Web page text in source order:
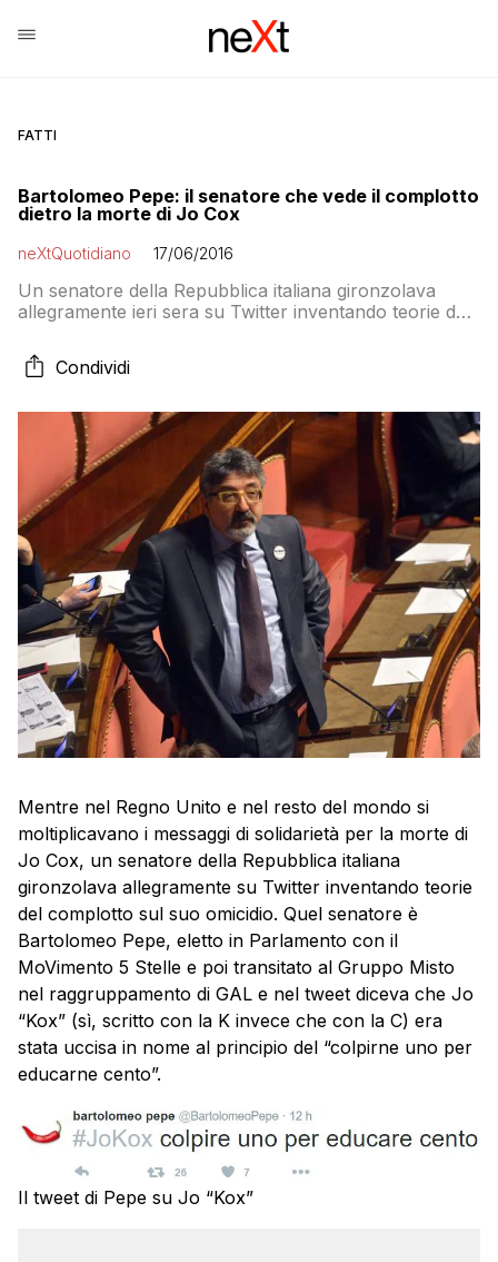
FATTI
Bartolomeo Pepe: il senatore che vede il complotto
dietro la morte di Jo Cox
neXtQuotidiano 17/06/2016
Un senatore della Repubblica italiana gironzolava
allegramente ieri sera su Twitter inventando teorie del
Parlamento con il MoVimento 5 Stelle e poi transitato
al Gruppo Misto nel raggruppamento di GAL
Condividi
Mentre nel Regno Unito e nel resto del mondo si
moltiplicavano i messaggi di solidarietà per la morte di
Jo Cox, un senatore della Repubblica italiana
gironzolava allegramente su Twitter inventando teorie
del complotto sul suo omicidio. Quel senatore è
Bartolomeo Pepe, eletto in Parlamento con il
MoVimento 5 Stelle e poi transitato al Gruppo Misto
nel raggruppamento di GAL e nel tweet diceva che Jo
“Kox” (sì, scritto con la K invece che con la C) era
stata uccisa in nome al principio del “colpirne uno per
educarne cento”.
Il tweet di Pepe su Jo “Kox”